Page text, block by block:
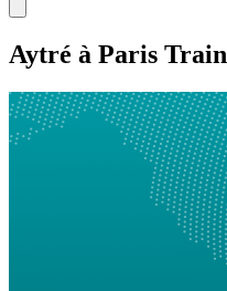
Aytré à Paris Train